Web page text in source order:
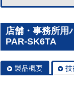
店舗・事務所用
PAR-SK6TA
製品概要 技